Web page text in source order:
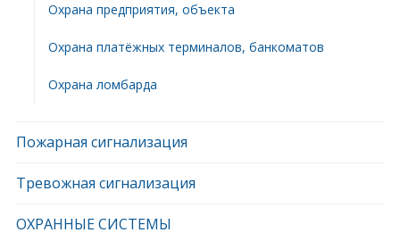
Охрана предприятия, объекта
Охрана платёжных терминалов, банкоматов
Охрана ломбарда
Пожарная сигнализация
Тревожная сигнализация
ОХРАННЫЕ СИСТЕМЫ